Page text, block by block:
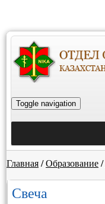
Toggle navigation
Главная/Образование/
Свеча